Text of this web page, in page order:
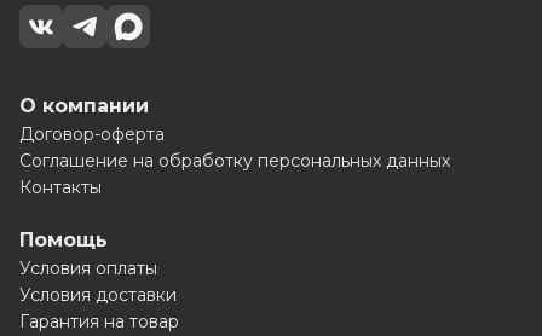
О компании
Договор-оферта
Соглашение на обработку персональных данных
Контакты
Помощь
Условия оплаты
Условия доставки
Гарантия на товар